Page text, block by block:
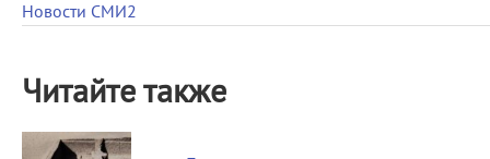
Новости СМИ2
Читайте также